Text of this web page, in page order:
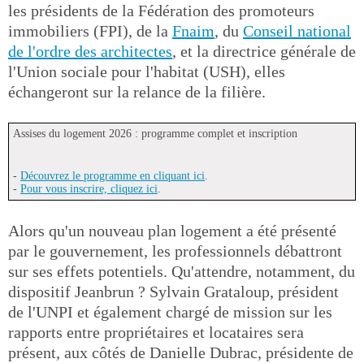
les présidents de la Fédération des promoteurs
immobiliers (FPI), de la Fnaim, du Conseil national
de l'ordre des architectes, et la directrice générale de
l'Union sociale pour l'habitat (USH), elles
échangeront sur la relance de la filière.
Assises du logement 2026 : programme complet et inscription
- Découvrez le programme en cliquant ici.
- Pour vous inscrire, cliquez ici.
Alors qu'un nouveau plan logement a été présenté
par le gouvernement, les professionnels débattront
sur ses effets potentiels. Qu'attendre, notamment, du
dispositif Jeanbrun ? Sylvain Grataloup, président
de l'UNPI et également chargé de mission sur les
rapports entre propriétaires et locataires sera
présent, aux côtés de Danielle Dubrac, présidente de